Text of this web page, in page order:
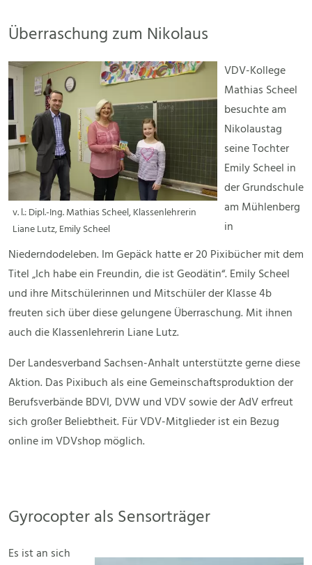
Überraschung zum Nikolaus
v. l.: Dipl.-Ing. Mathias Scheel, Klassenlehrerin
Liane Lutz, Emily Scheel
VDV-Kollege
Mathias Scheel
besuchte am
Nikolaustag
seine Tochter
Emily Scheel in
der Grundschule
am Mühlenberg
in
Niederndodeleben. Im Gepäck hatte er 20 Pixibücher mit dem
Titel „Ich habe ein Freundin, die ist Geodätin“. Emily Scheel
und ihre Mitschülerinnen und Mitschüler der Klasse 4b
freuten sich über diese gelungene Überraschung. Mit ihnen
auch die Klassenlehrerin Liane Lutz.
Der Landesverband Sachsen-Anhalt unterstützte gerne diese
Aktion. Das Pixibuch als eine Gemeinschaftsproduktion der
Berufsverbände BDVI, DVW und VDV sowie der AdV erfreut
sich großer Beliebtheit. Für VDV-Mitglieder ist ein Bezug
online im VDVshop möglich.
Gyrocopter als Sensorträger
Es ist an sich